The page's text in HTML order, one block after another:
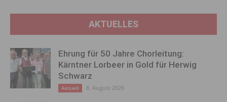
AKTUELLES
Ehrung für 50 Jahre Chorleitung:
Kärntner Lorbeer in Gold für Herwig
Schwarz
Aktuell 8. August 2026